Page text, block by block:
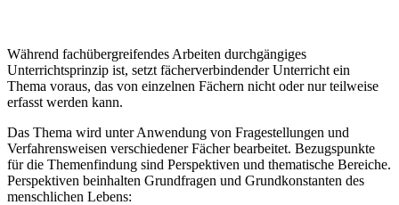
Während fachübergreifendes Arbeiten durchgängiges
Unterrichtsprinzip ist, setzt fächerverbindender Unterricht ein
Thema voraus, das von einzelnen Fächern nicht oder nur teilweise
erfasst werden kann.
Das Thema wird unter Anwendung von Fragestellungen und
Verfahrensweisen verschiedener Fächer bearbeitet. Bezugspunkte
für die Themenfindung sind Perspektiven und thematische Bereiche.
Perspektiven beinhalten Grundfragen und Grundkonstanten des
menschlichen Lebens: